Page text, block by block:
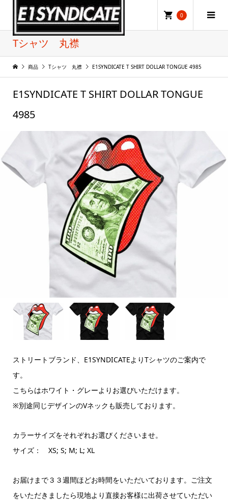
0
Tシャツ 丸襟
商品 Tシャツ 丸襟 E1SYNDICATE T SHIRT DOLLAR TONGUE 4985
E1SYNDICATE T SHIRT DOLLAR TONGUE
4985
ストリートブランド、E1SYNDICATEよりTシャツのご案内で
す。
こちらはホワイト・グレーよりお選びいただけます。
※別途同じデザインのVネックも販売しております。
カラーサイズをそれぞれお選びくださいませ。
サイズ： XS; S; M; L; XL
お届けまで３３週間ほどお時間をいただいております。ご注文
をいただきましたら現地より直接お客様に出荷させていただい